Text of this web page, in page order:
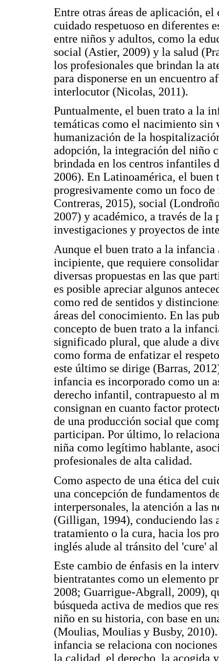
Entre otras áreas de aplicación, el
cuidado respetuoso en diferentes
entre niños y adultos, como la
social (Astier, 2009) y la salud
los profesionales que brindan la
para disponerse en un encuentro
interlocutor (Nicolas, 2011).
Puntualmente, el buen trato a la
temáticas como el nacimiento
humanización de la
adopción, la integración del niño
brindada en los centros infantiles
2006). En Latinoamérica, el buen
progresivamente como un foco
Contreras, 2015), social
2007) y académico, a través de la
investigaciones y proyectos de
Aunque el buen trato a la infancia
incipiente, que requiere
diversas propuestas en las que
es posible apreciar algunos
como red de sentidos y
áreas del conocimiento. En las
concepto de buen trato a la
significado plural, que alude a
como forma de enfatizar el
este último se dirige (Barras,
infancia es incorporado como un
derecho infantil, contrapuesto al
consignan en cuanto factor
de una producción social que
participan. Por último, lo
niña como legítimo hablante,
profesionales de alta calidad.
Como aspecto de una ética del
una concepción de fundamentos
interpersonales, la atención a las
(Gilligan, 1994), conduciendo las
tratamiento o la cura, hacia los
inglés alude al tránsito del 'cure'
Este cambio de énfasis en la
bientratantes como un elemento
2008; Guarrigue-Abgrall, 2009),
búsqueda activa de medios que
niño en su historia, con base en
(Moulias, Moulias y Busby,
infancia se relaciona con
la calidad, el derecho, la acogida